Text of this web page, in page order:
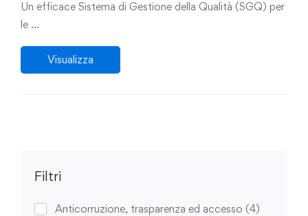
Filtri
Anticorruzione, trasparenza ed accesso (4)
organizzazione
Un efficace Sistema di Gestione della Qualità (SGQ) per
le …
Visualizza